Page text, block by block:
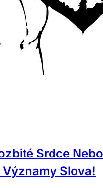
Srdce Nebo
Významy Slova!